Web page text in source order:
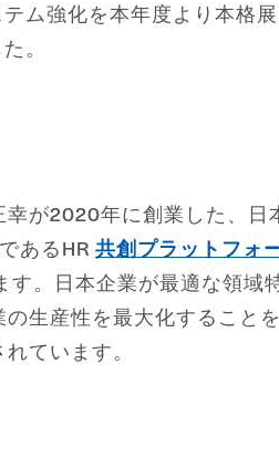
強化を本年度より本格展
。
が2020年に創業した、日
あるHR 共創プラットフォ
。日本企業が最適な領域
生産性を最大化すること
ています。